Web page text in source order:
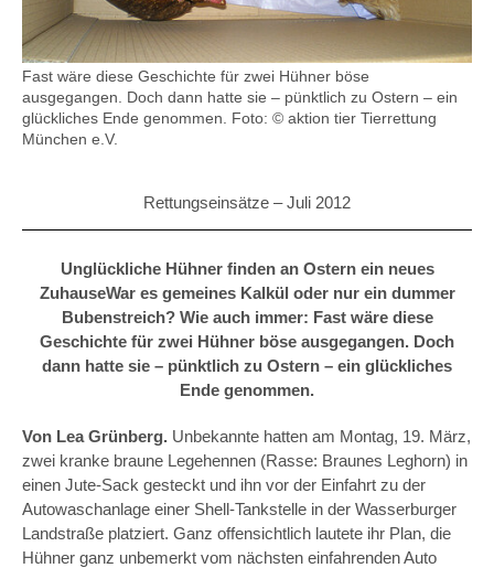
Fast wäre diese Geschichte für zwei Hühner böse
ausgegangen. Doch dann hatte sie – pünktlich zu Ostern – ein
glückliches Ende genommen. Foto: © aktion tier Tierrettung
München e.V.
Rettungseinsätze –Juli 2012
Unglückliche Hühner finden an Ostern ein neues
ZuhauseWar es gemeines Kalkül oder nur ein dummer
Bubenstreich? Wie auch immer: Fast wäre diese
Geschichte für zwei Hühner böse ausgegangen. Doch
dann hatte sie – pünktlich zu Ostern – ein glückliches
Ende genommen.
Von Lea Grünberg. Unbekannte hatten am Montag, 19. März,
zwei kranke braune Legehennen (Rasse: Braunes Leghorn) in
einen Jute-Sack gesteckt und ihn vor der Einfahrt zu der
Autowaschanlage einer Shell-Tankstelle in der Wasserburger
Landstraße platziert. Ganz offensichtlich lautete ihr Plan, die
Hühner ganz unbemerkt vom nächsten einfahrenden Auto